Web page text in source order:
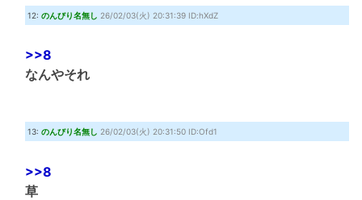
12: のんびり名無し 26/02/03(火) 20:31:39 ID:hXdZ
>>8
なんやそれ
13: のんびり名無し 26/02/03(火) 20:31:50 ID:Ofd1
>>8
草